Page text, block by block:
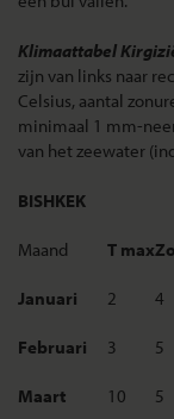
Klimaattabel
zijn van links naar
Celsius, aantal
minimaal 1 mm-
van het zeewater
BISHKEK
Maand T max
Januari 2 4
Februari 3 5
Maart 10 5